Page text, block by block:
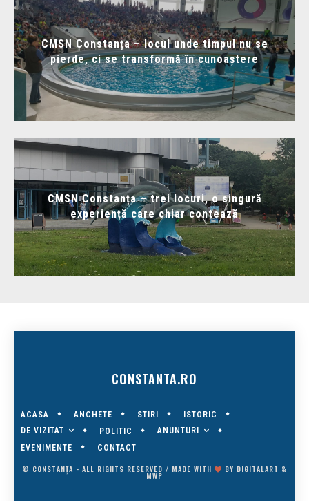
CMSN Constanța – locul unde timpul nu se
pierde, ci se transformă în cunoaștere
CMSN Constanța – trei locuri, o singură
experiență care chiar contează
CONSTANTA.RO
ACASA ANCHETE STIRI
ISTORIC
DE VIZITAT
POLITIC
ANUNTURI
EVENIMENTE
CONTACT
© CONSTANȚA - ALL RIGHTS RESERVED / MADE WITH BY DIGITALART &
MWP